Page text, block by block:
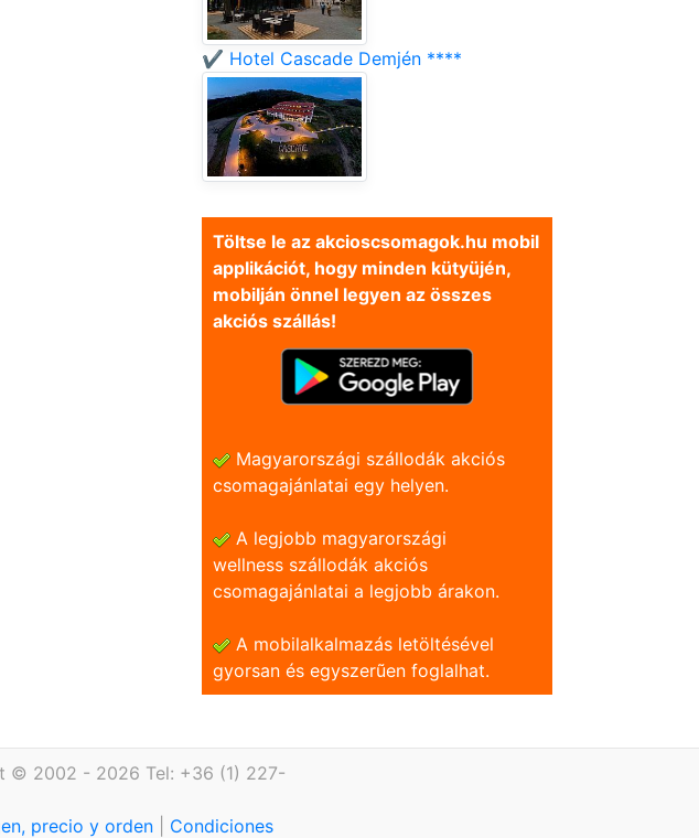
✔️ Hotel Cascade Demjén ****
Töltse le az akcioscsomagok.hu mobil
applikációt, hogy minden kütyüjén,
mobilján önnel legyen az összes
akciós szállás!
Magyarországi szállodák akciós
csomagajánlatai egy helyen.
A legjobb magyarországi
wellness szállodák akciós
csomagajánlatai a legjobb árakon.
A mobilalkalmazás letöltésével
gyorsan és egyszerũen foglalhat.
© 2002 - 2026 Tel: +36 (1) 227-
precio y orden
Condiciones